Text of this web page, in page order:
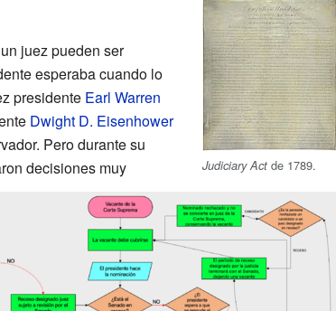
Judiciary Act de 1789.
juez pueden ser
esperaba cuando lo
presidente Earl Warren
Dwight D. Eisenhower
Pero durante su
decisiones muy